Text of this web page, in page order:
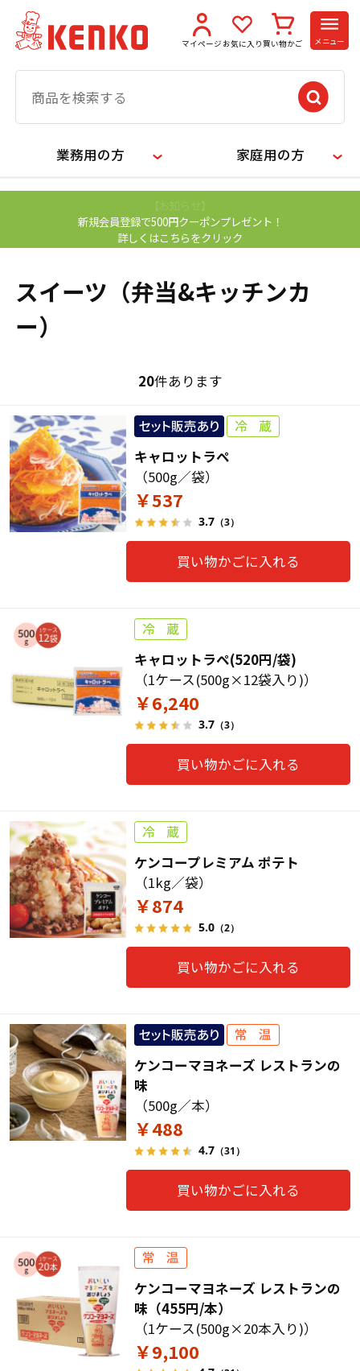
マイページ お気に入り 買い物かご メニュー
業務用の方 家庭用の方
【お知らせ】
新規会員登録で500円クーポンプレゼント！
詳しくはこちらをクリック
スイーツ（弁当&キッチンカ
ー）
20件あります
キャロットラペ
（500g／袋）
￥537
3.7（3）
買い物かごに入れる
キャロットラペ(520円/袋)
（1ケース(500g×12袋入り)）
￥6,240
3.7（3）
買い物かごに入れる
ケンコープレミアム ポテト
（1kg／袋）
￥874
5.0（2）
買い物かごに入れる
ケンコーマヨネーズ レストランの
味
（500g／本）
￥488
4.7（31）
買い物かごに入れる
ケンコーマヨネーズ レストランの
味（455円/本）
（1ケース(500g×20本入り)）
￥9,100